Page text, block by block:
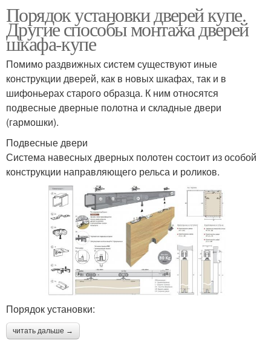
Порядок установки дверей купе.
Другие способы монтажа дверей
шкафа-купе
Помимо раздвижных систем существуют иные
конструкции дверей, как в новых шкафах, так и в
шифоньерах старого образца. К ним относятся
подвесные дверные полотна и складные двери
(гармошки).
Подвесные двери
Система навесных дверных полотен состоит из особой
конструкции направляющего рельса и роликов.
Порядок установки:
читать дальше →